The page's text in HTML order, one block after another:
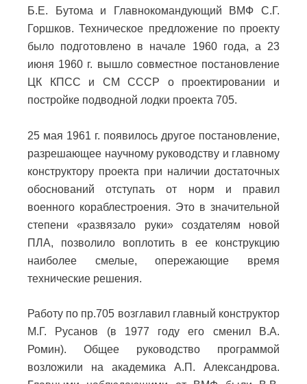
Б.Е. Бутома и Главнокомандующий ВМФ С.Г.
Горшков. Техническое предложение по проекту
было подготовлено в начале 1960 года, а 23
июня 1960 г. вышло совместное постановление
ЦК КПСС и СМ СССР о проектировании и
постройке подводной лодки проекта 705.
25 мая 1961 г. появилось другое постановление,
разрешающее научному руководству и главному
конструктору проекта при наличии достаточных
обоснований отступать от норм и правил
военного кораблестроения. Это в значительной
степени «развязало руки» создателям новой
ПЛА, позволило воплотить в ее конструкцию
наиболее смелые, опережающие время
технические решения.
Работу по пр.705 возглавил главный конструктор
М.Г. Русанов (в 1977 году его сменил В.А.
Ромин). Общее руководство программой
возложили на академика А.П. Александрова.